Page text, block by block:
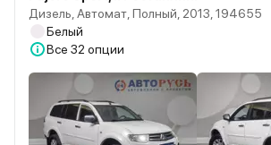
Дизель, Автомат, Полный, 2013, 194655
Белый
Все 32 опции